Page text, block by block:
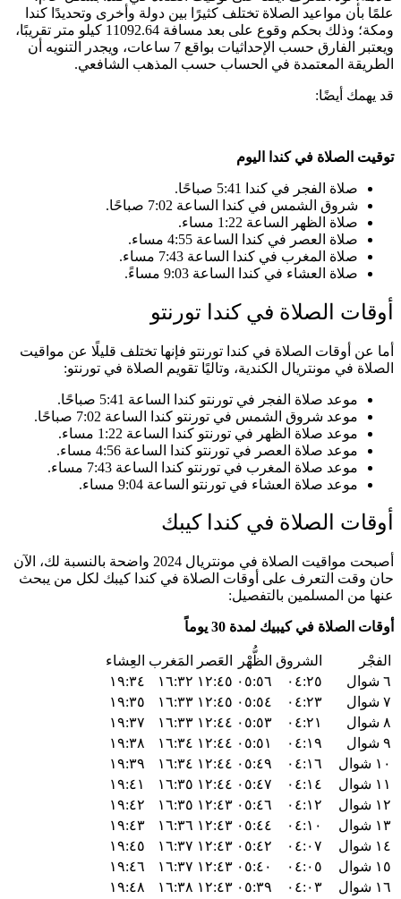
علمًا بأن مواعيد الصلاة تختلف كثيرًا بين دولة وأخرى وتحديدًا كندا
ومكة؛ وذلك بحكم وقوع على بعد مسافة 11092.64 كيلو متر تقريبًا،
ويعتبر الفارق حسب الإحداثيات بواقع 7 ساعات، ويجدر التنويه أن
الطريقة المعتمدة في الحساب حسب المذهب الشافعي.
قد يهمك أيضًا:
توقيت الصلاة في كندا اليوم
صلاة الفجر في كندا 5:41 صباحًا.
شروق الشمس في كندا الساعة 7:02 صباحًا.
صلاة الظهر الساعة 1:22 مساء.
صلاة العصر في كندا الساعة 4:55 مساء.
صلاة المغرب في كندا الساعة 7:43 مساء.
صلاة العشاء في كندا الساعة 9:03 مساءً.
أوقات الصلاة في كندا تورنتو
أما عن أوقات الصلاة في كندا تورنتو فإنها تختلف قليلًا عن مواقيت
الصلاة في مونتريال الكندية، وتاليًا تقويم الصلاة في تورنتو:
موعد صلاة الفجر في تورنتو كندا الساعة 5:41 صباحًا.
موعد شروق الشمس في تورنتو كندا الساعة 7:02 صباحًا.
موعد صلاة الظهر في تورنتو كندا الساعة 1:22 مساء.
موعد صلاة العصر في تورنتو كندا الساعة 4:56 مساء.
موعد صلاة المغرب في تورنتو كندا الساعة 7:43 مساء.
موعد صلاة العشاء في تورنتو الساعة 9:04 مساء.
أوقات الصلاة في كندا كيبك
أصبحت مواقيت الصلاة في مونتريال 2024 واضحة بالنسبة لك، الآن
حان وقت التعرف على أوقات الصلاة في كندا كيبك لكل من يبحث
عنها من المسلمين بالتفصيل:
أوقات الصلاة في كيبيك لمدة 30 يوماً
الفجْر الشروق الظُّهْر العَصر المَغرب العِشاء
٦ شوال
٠٤:٢٥ ٠٥:٥٦ ١٢:٤٥ ١٦:٣٢
١٩:٣٤
٧ شوال
٠٤:٢٣ ٠٥:٥٤ ١٢:٤٥ ١٦:٣٣
١٩:٣٥
٨ شوال
٠٤:٢١ ٠٥:٥٣ ١٢:٤٤ ١٦:٣٣
١٩:٣٧
٩ شوال
٠٤:١٩ ٠٥:٥١ ١٢:٤٤ ١٦:٣٤
١٩:٣٨
١٠ شوال
٠٤:١٦ ٠٥:٤٩ ١٢:٤٤ ١٦:٣٤
١٩:٣٩
١١ شوال
٠٤:١٤ ٠٥:٤٧ ١٢:٤٤ ١٦:٣٥
١٩:٤١
١٢ شوال
٠٤:١٢ ٠٥:٤٦ ١٢:٤٣ ١٦:٣٥
١٩:٤٢
١٣ شوال
٠٤:١٠ ٠٥:٤٤ ١٢:٤٣ ١٦:٣٦
١٩:٤٣
١٤ شوال
٠٤:٠٧ ٠٥:٤٢ ١٢:٤٣ ١٦:٣٧
١٩:٤٥
١٥ شوال
٠٤:٠٥ ٠٥:٤٠ ١٢:٤٣ ١٦:٣٧
١٩:٤٦
١٦ شوال
٠٤:٠٣ ٠٥:٣٩ ١٢:٤٣ ١٦:٣٨
١٩:٤٨